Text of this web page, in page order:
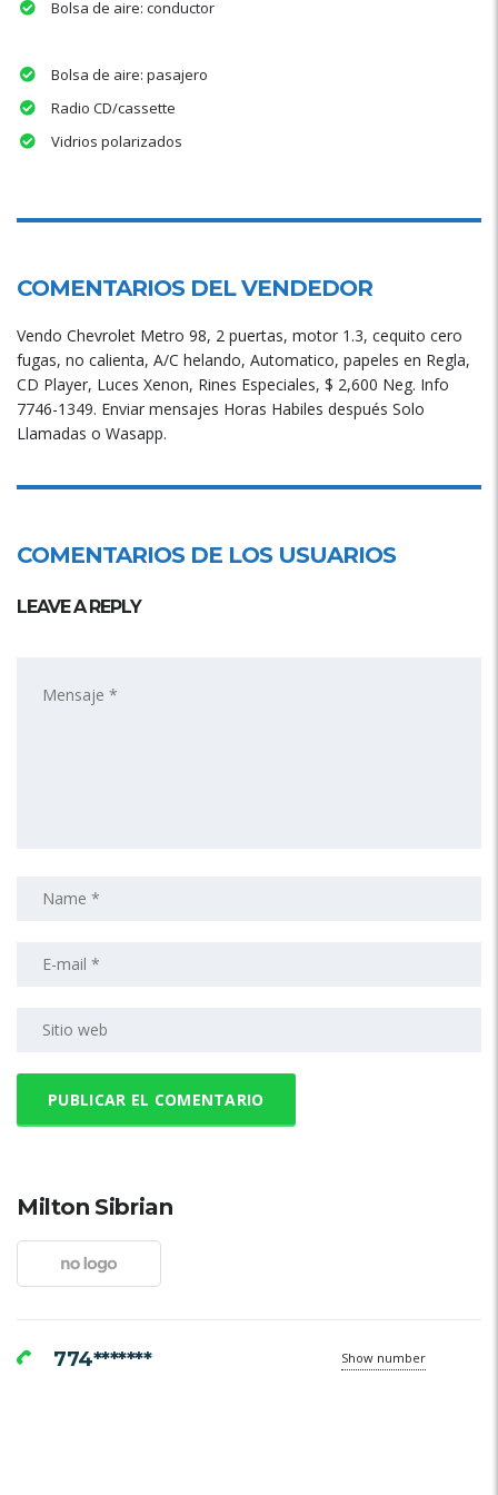
Bolsa de aire: conductor
Bolsa de aire: pasajero
Radio CD/cassette
Vidrios polarizados
COMENTARIOS DEL VENDEDOR
Vendo Chevrolet Metro 98, 2 puertas, motor 1.3, cequito cero
fugas, no calienta, A/C helando, Automatico, papeles en Regla,
CD Player, Luces Xenon, Rines Especiales, $ 2,600 Neg. Info
7746-1349. Enviar mensajes Horas Habiles después Solo
Llamadas o Wasapp.
COMENTARIOS DE LOS USUARIOS
LEAVE A REPLY
Milton Sibrian
774******* Show number